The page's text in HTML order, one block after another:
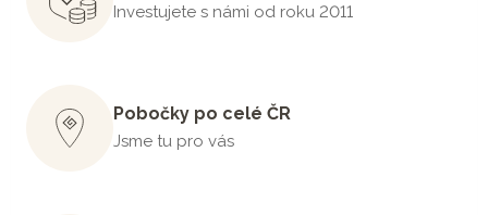
Investujete s námi od roku 2011
Pobočky po celé ČR
Jsme tu pro vás